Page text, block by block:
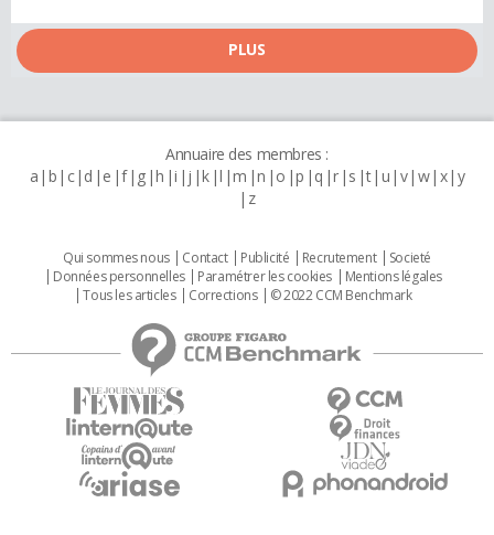
PLUS
Annuaire des membres :
a b c d e f g h i j k l m n o p q r s t u v w x y
z
Qui sommes nous Contact Publicité Recrutement
Societé
Données personnelles
Paramétrer les cookies
Mentions légales
Tous les articles
Corrections © 2022 CCM Benchmark